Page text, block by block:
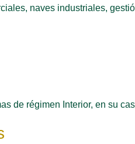
naves industriales,
de régimen Interior, en su